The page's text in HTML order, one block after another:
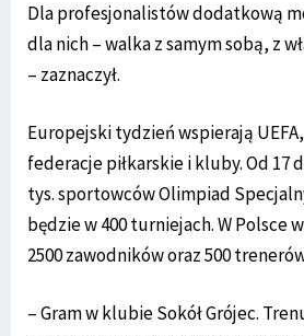
Dla profesjonalistów dodatkową
dla nich – walka z samym sobą, z
– zaznaczył.
Europejski tydzień wspierają
federacje piłkarskie i kluby. Od 17
tys. sportowców Olimpiad
będzie w 400 turniejach. W Polsce
2500 zawodników oraz 500
– Gram w klubie Sokół Grójec.